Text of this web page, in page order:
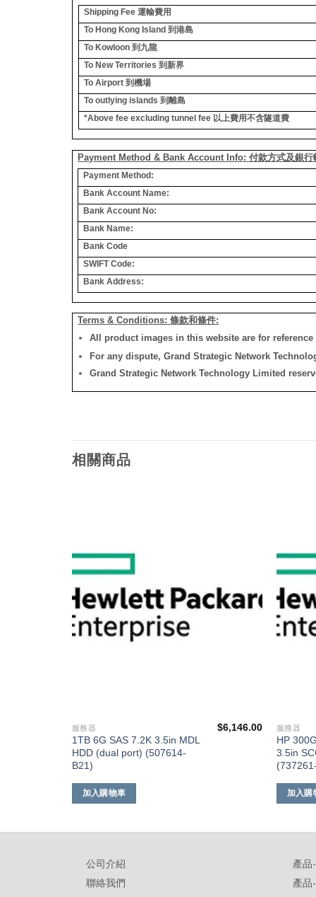
Shipping Fee 運輸費用
To Hong Kong Island 到港島
To Kowloon 到九龍
To New Territories 到新界
To Airport 到機場
To outlying islands 到離島
*Above fee excluding tunnel fee 以上費用不含隧道費
Payment Method & Bank Account Info: 付款方式及銀行
Payment Method:
Bank Account Name:
Bank Account No:
Bank Name:
Bank Code
SWIFT Code:
Bank Address:
Terms & Conditions: 條款和條件:
All product images in this website are for reference
For any dispute, Grand Strategic Network
Grand Strategic Network Technology Limited
相關商品
服務器
1TB 6G SAS 7.2K 3.5in MDL
HDD (dual port) (507614-
B21)
$6,146.00
加入購物車
服務器
HP
3.5in
加入購
公司介紹
聯絡我們
產品
產品